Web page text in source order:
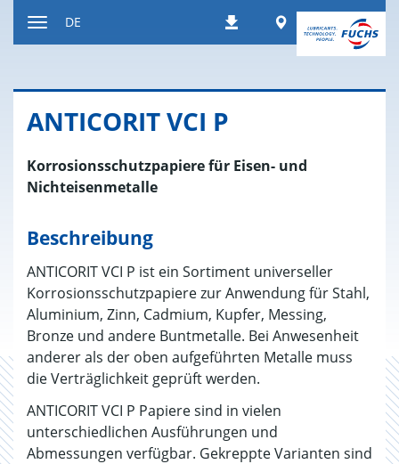
Inhalt
DownloadsWorldwide
DE
AN­TI­CO­RIT VCI P
Korrosionsschutzpapiere für Eisen- und
Nichteisenmetalle
Beschreibung
ANTICORIT VCI P ist ein Sortiment universeller
Korrosionsschutzpapiere zur Anwendung für Stahl,
Aluminium, Zinn, Cadmium, Kupfer, Messing,
Bronze und andere Buntmetalle. Bei Anwesenheit
anderer als der oben aufgeführten Metalle muss
die Verträglichkeit geprüft werden.
ANTICORIT VCI P Papiere sind in vielen
unterschiedlichen Ausführungen und
Abmessungen verfügbar. Gekreppte Varianten sind